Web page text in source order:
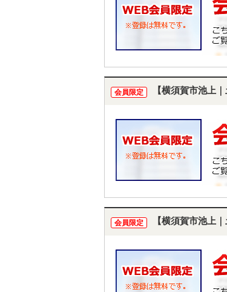
会員限定 【横須賀市池上
会員限定 【横須賀市池上